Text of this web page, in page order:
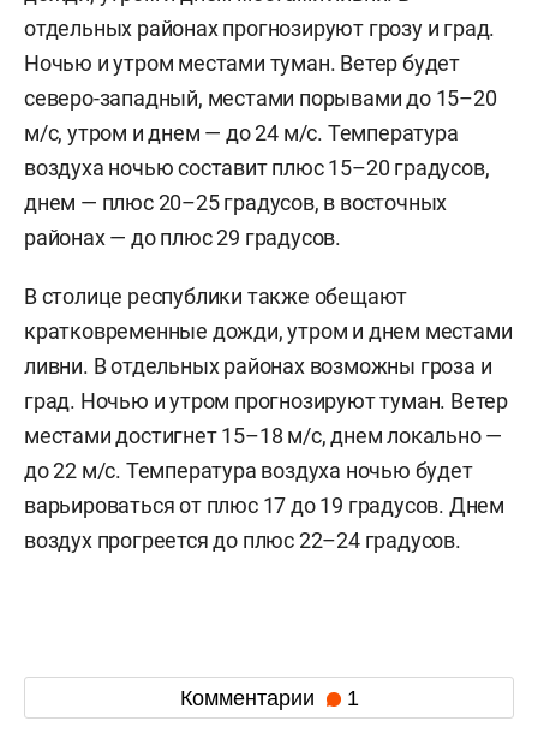
отдельных районах прогнозируют грозу и град.
Ночью и утром местами туман. Ветер будет
северо-западный, местами порывами до 15–20
м/c, утром и днем — до 24 м/с. Температура
воздуха ночью составит плюс 15–20 градусов,
днем — плюс 20–25 градусов, в восточных
районах — до плюс 29 градусов.
В столице республики также обещают
кратковременные дожди, утром и днем местами
ливни. В отдельных районах возможны гроза и
град. Ночью и утром прогнозируют туман. Ветер
местами достигнет 15–18 м/с, днем локально —
до 22 м/с. Температура воздуха ночью будет
варьироваться от плюс 17 до 19 градусов. Днем
воздух прогреется до плюс 22–24 градусов.
Комментарии 1